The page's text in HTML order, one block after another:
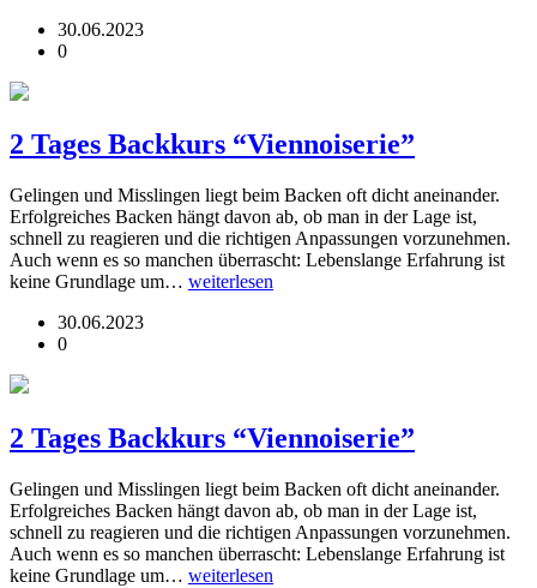
30.06.2023
0
2 Tages Backkurs “Viennoiserie”
Gelingen und Misslingen liegt beim Backen oft dicht aneinander.
Erfolgreiches Backen hängt davon ab, ob man in der Lage ist,
schnell zu reagieren und die richtigen Anpassungen vorzunehmen.
Auch wenn es so manchen überrascht: Lebenslange Erfahrung ist
keine Grundlage um… weiterlesen
30.06.2023
0
2 Tages Backkurs “Viennoiserie”
Gelingen und Misslingen liegt beim Backen oft dicht aneinander.
Erfolgreiches Backen hängt davon ab, ob man in der Lage ist,
schnell zu reagieren und die richtigen Anpassungen vorzunehmen.
Auch wenn es so manchen überrascht: Lebenslange Erfahrung ist
keine Grundlage um… weiterlesen